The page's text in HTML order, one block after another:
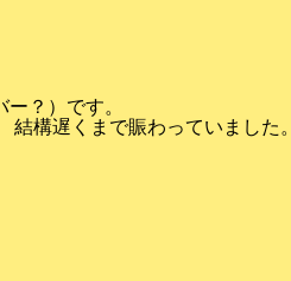
？）です。
構遅くまで賑わっていました。